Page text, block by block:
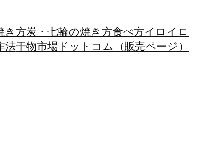
き方炭・七輪の焼き方食べ方イロイロ
法干物市場ドットコム（販売ページ）